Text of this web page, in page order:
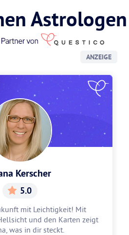
Astrologen
ANZEIGE
Kerscher
5.0
mit Leichtigkeit! Mit
und den Karten zeigt
was in dir steckt.